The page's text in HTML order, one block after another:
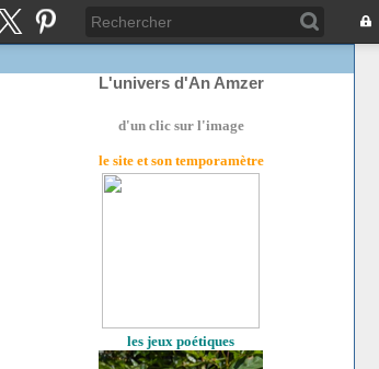
L'univers d'An Amzer
d'un clic sur l'image
le site et son temporamètre
les jeux poétiques